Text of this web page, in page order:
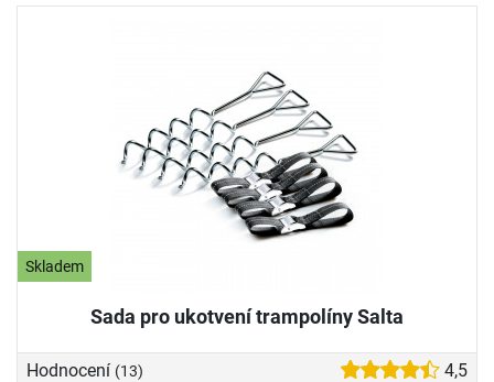
Skladem
Sada pro ukotvení trampolíny Salta
Hodnocení (13) 4,5